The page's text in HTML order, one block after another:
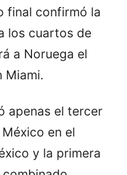
final confirmó la
los cuartos de
a Noruega el
Miami.
apenas el tercer
en el
y la primera